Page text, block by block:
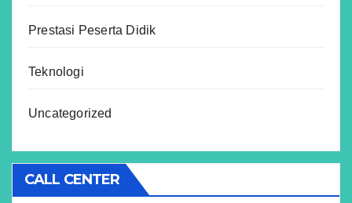
Prestasi Peserta Didik
Teknologi
Uncategorized
CALL CENTER